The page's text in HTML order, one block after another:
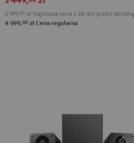
"5.1-
Set"
"5.1-
Set"
3 199, 00 zł Najniższa cena z 30 dni przed obniżką
4 099,00 zł Cena regularna